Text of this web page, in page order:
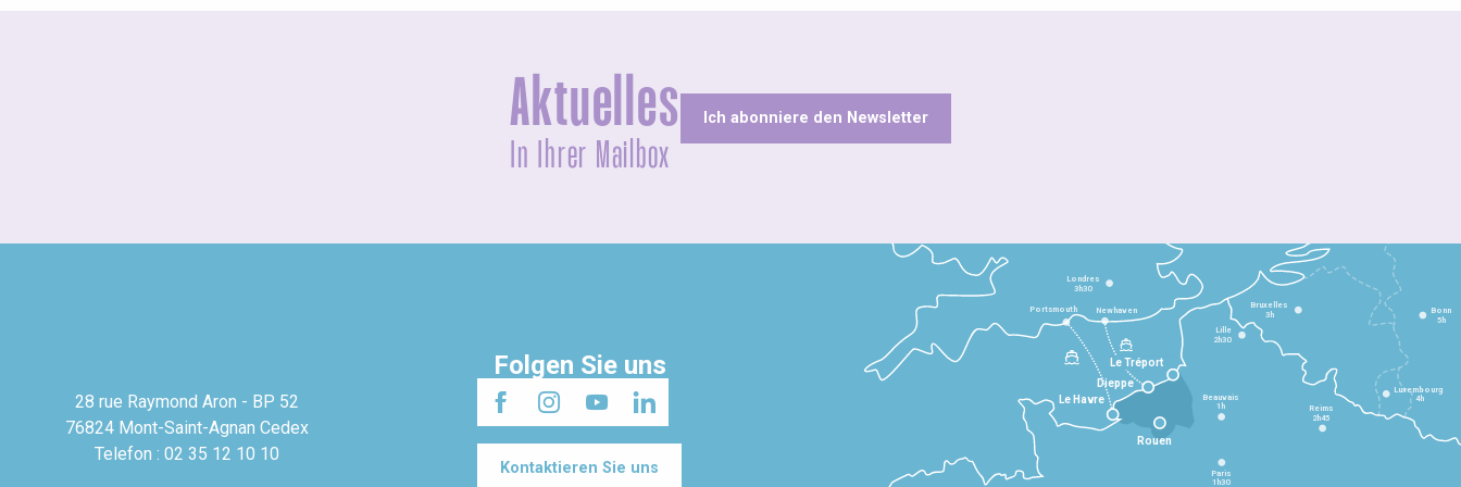
Aktuelles
In Ihrer Mailbox
Ich abonniere den Newsletter
28 rue Raymond Aron - BP 52
76824 Mont-Saint-Agnan Cedex
Telefon : 02 35 12 10 10
Folgen Sie uns
Kontaktieren Sie uns
Le Havre
Dieppe
Le Tréport
Paris
1h30
Beauvais
1h Reims
2h45
Lille
2h30
Bruxelles
3h
Londres
3h30
Newhaven
Portsmouth Bonn
5h
Luxembourg
4h
Rouen